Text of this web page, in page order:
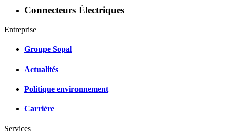
Connecteurs Électriques
Entreprise
Groupe Sopal
Actualités
Politique environnement
Carrière
Services